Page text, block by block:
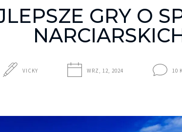
GRY O
VICKY WRZ, 12, 2024 10